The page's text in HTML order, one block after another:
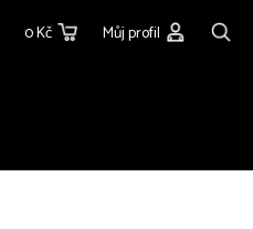
0 Kč Můj profil